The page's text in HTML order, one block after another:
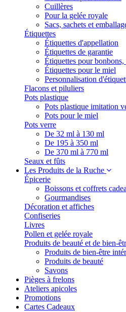
Cuillères
Pour la gelée royale
Sacs, sachets et
Étiquettes
Étiquettes d'appellation
Étiquettes de garantie
Étiquettes pour
Étiquettes pour le miel
Personnalisation
Flacons et piluliers
Pots plastique
Pots plastique imitation
Pots pour le miel
Pots verre
De 32 ml à 130 ml
De 195 à 350 ml
De 370 ml à 770 ml
Seaux et fûts
Les Produits de la Ruche
Épicerie
Boissons et coffrets
Gourmandises
Décoration et affiches
Confiseries
Livres
Pollen et gelée royale
Produits de beauté et de bien-
Produits de bien-être
Produits de beauté
Savons
Pièges à frelons
Ateliers apicoles
Promotions
Cartes Cadeaux